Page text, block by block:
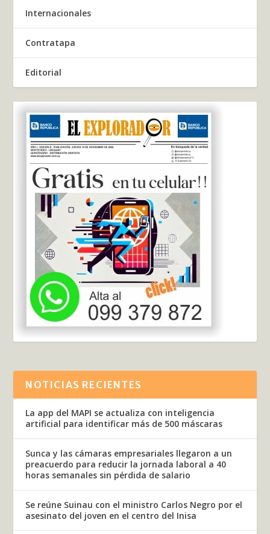
Internacionales
Contratapa
Editorial
NOTICIAS RECIENTES
La app del MAPI se actualiza con inteligencia
artificial para identificar más de 500 máscaras
Sunca y las cámaras empresariales llegaron a un
preacuerdo para reducir la jornada laboral a 40
horas semanales sin pérdida de salario
Se reúne Suinau con el ministro Carlos Negro por el
asesinato del joven en el centro del Inisa